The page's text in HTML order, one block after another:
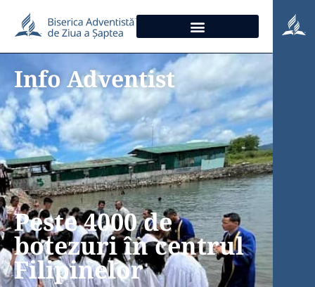
Info Adventist
Peste 4000 de
botezuri în centrul
Filipinelor